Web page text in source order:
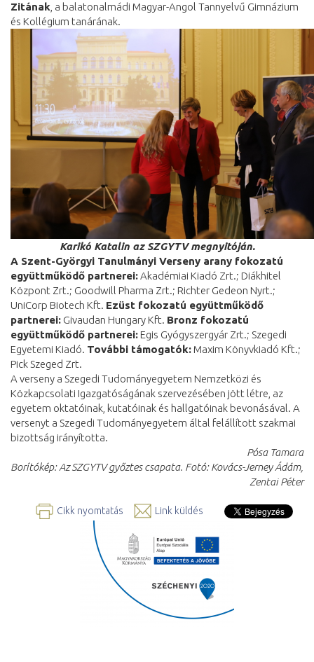
Zitának , a balatonalmádi Magyar-Angol Tannyelvű Gimnázium
és Kollégium tanárának.
Karikó Katalin az SZGYTV megnyitóján.
A Szent-Györgyi Tanulmányi Verseny arany fokozatú
együttműködő partnerei:Akadémiai Kiadó Zrt.; Diákhitel
Központ Zrt.; Goodwill Pharma Zrt.; Richter Gedeon Nyrt.;
UniCorp Biotech Kft. Ezüst fokozatú együttműködő
partnerei: Givaudan Hungary Kft. Bronz fokozatú
együttműködő partnerei: Egis Gyógyszergyár Zrt.; Szegedi
Egyetemi Kiadó. További támogatók: Maxim Könyvkiadó Kft.;
Pick Szeged Zrt.
A verseny a Szegedi Tudományegyetem Nemzetközi és
Közkapcsolati Igazgatóságának szervezésében jött létre, az
egyetem oktatóinak, kutatóinak és hallgatóinak bevonásával. A
versenyt a Szegedi Tudományegyetem által felállított szakmai
bizottság irányította.
Pósa Tamara
Borítókép: Az SZGYTV győztes csapata. Fotó: Kovács-Jerney Ádám,
Zentai Péter
Cikk nyomtatás Link küldés